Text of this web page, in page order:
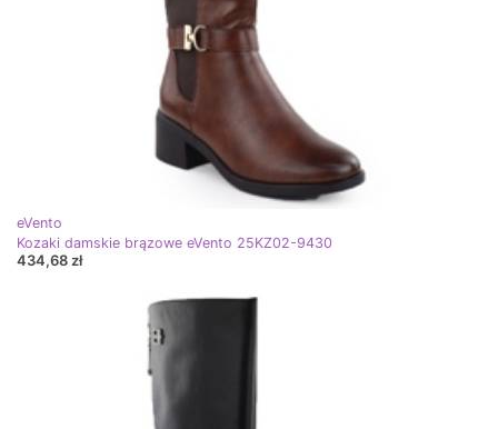
eVento
Kozaki damskie brązowe eVento 25KZ02-9430
434,68 zł